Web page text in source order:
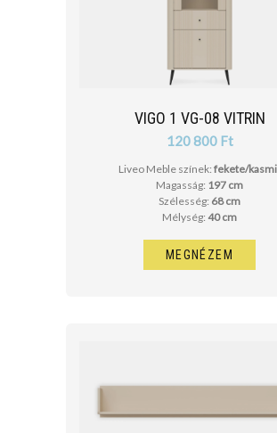
VIGO 1 VG-08 VITRIN
120 800 Ft
Liveo Meble színek: fekete/
Magasság: 197 cm
Szélesség: 68 cm
Mélység: 40 cm
MEGNÉZEM